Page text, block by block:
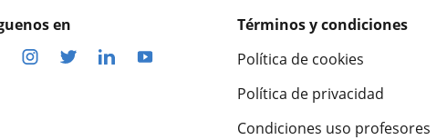
en
Términos y condiciones
Política de cookies
Política de privacidad
Condiciones uso profesores